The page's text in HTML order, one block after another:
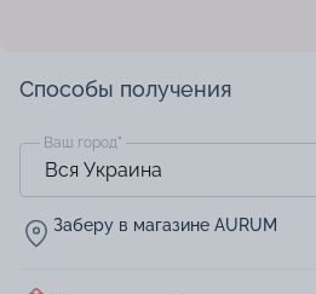
Способы получения
Ваш город*
Заберу в магазине AURUM